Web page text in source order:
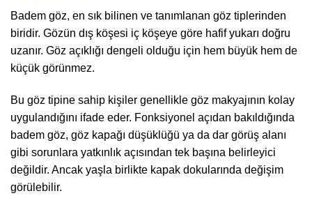
Badem göz, en sık bilinen ve tanımlanan göz tiplerinden
biridir. Gözün dış köşesi iç köşeye göre hafif yukarı doğru
uzanır. Göz açıklığı dengeli olduğu için hem büyük hem de
küçük görünmez.
Bu göz tipine sahip kişiler genellikle göz makyajının kolay
uygulandığını ifade eder. Fonksiyonel açıdan bakıldığında
badem göz, göz kapağı düşüklüğü ya da dar görüş alanı
gibi sorunlara yatkınlık açısından tek başına belirleyici
değildir. Ancak yaşla birlikte kapak dokularında değişim
görülebilir.